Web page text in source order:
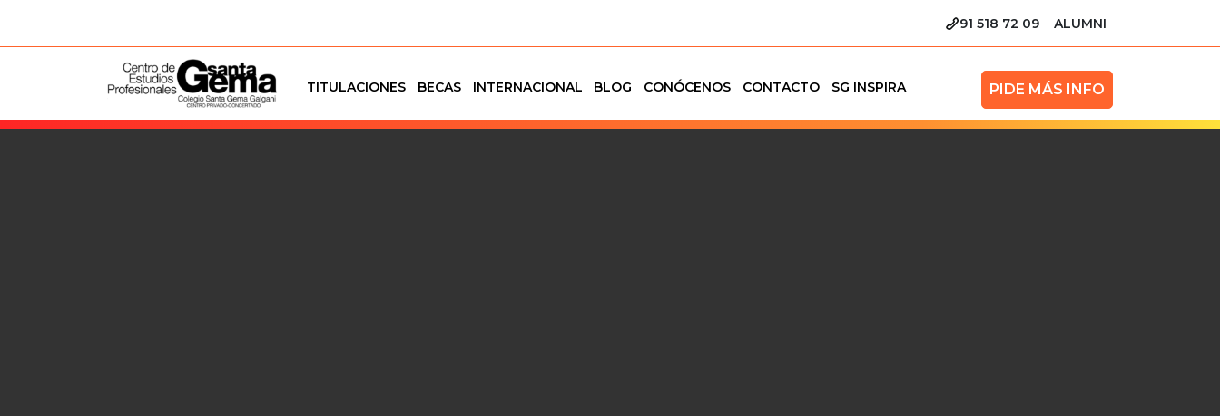
91 518 72 09 ALUMNI
TITULACIONES BECAS INTERNACIONAL BLOG CONÓCENOS CONTACTO SG INSPIRA PIDE MÁS INFO